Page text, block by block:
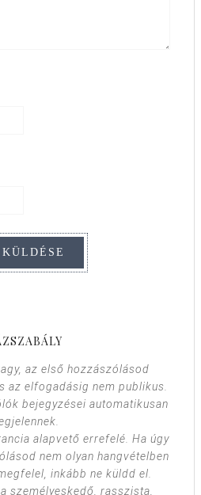
az első hozzászólásod
az elfogadásig nem publikus.
bejegyzései automatikusan
alapvető errefelé. Ha úgy
nem olyan hangvételben
inkább ne küldd el.
személyeskedő, rasszista,